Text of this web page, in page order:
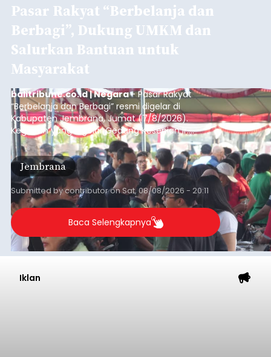
Pasar Rakyat “Berbelanja dan
Berbagi”, Dukung UMKM dan
Salurkan Bantuan untuk
Masyarakat
balitribune.co.id | Negara- Pasar Rakyat
“Berbelanja dan Berbagi” resmi digelar di
Kabupaten Jembrana, Jumat (7/8/2026).
Kegiatan yang digelar Gedung Kesenian Ir.
Soekarno ini memadukan pemberdayaan
ekonomi masyarakat dengan aksi sosial tersebut
mendapat antusiasme tinggi dan mencatat nilai
transaksi mencapai Rp672.733.200.
Jembrana
Submitted bycontributoronSat, 08/08/2026 - 20:11
Baca Selengkapnya
Iklan